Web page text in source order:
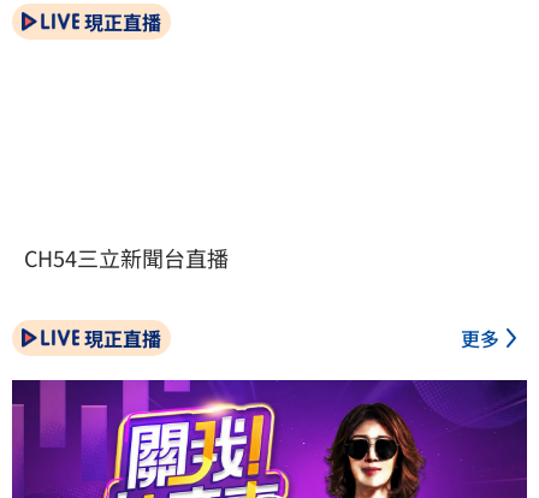
現正直播
CH54三立新聞台直播
現正直播 更多